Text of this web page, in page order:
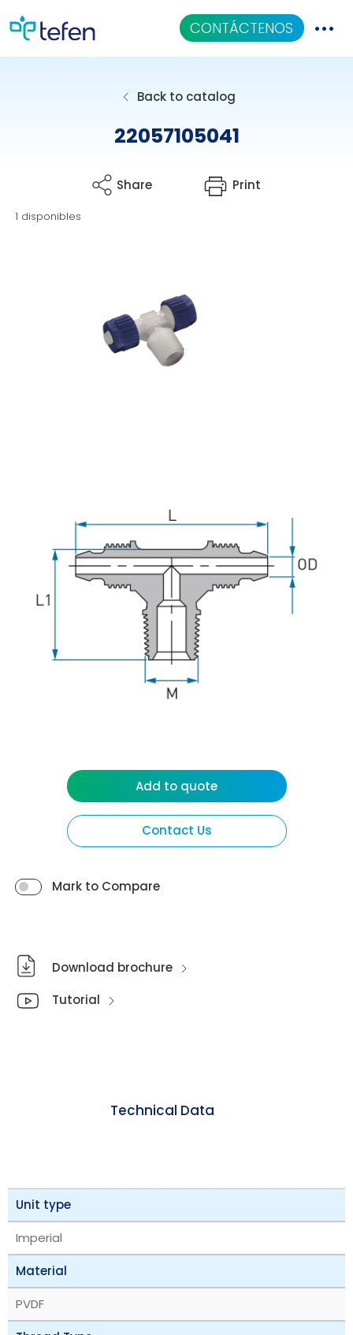
CONTÁCTENOS
Back to catalog
22057105041
Share Print
Contact Us
Mark to Compare
1 disponibles
Add to quote
Download brochure
Tutorial
Technical Data
Unit type
Imperial
Material
PVDF